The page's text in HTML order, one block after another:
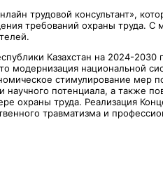
трудовой консультант»,
требований охраны труда. С
Казахстан на 2024-2030
модернизация национальной
стимулирование мер
научного потенциала, а также
охраны труда. Реализация
травматизма и